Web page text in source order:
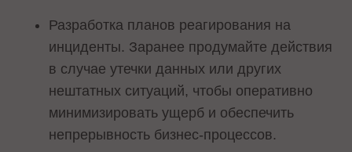
Разработка планов реагирования на
инциденты. Заранее продумайте действия
в случае утечки данных или других
нештатных ситуаций, чтобы оперативно
минимизировать ущерб и обеспечить
непрерывность бизнес-процессов.